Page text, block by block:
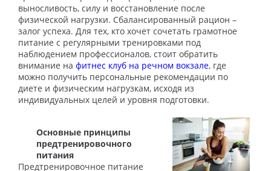
выносливость, силу и восстановление после
физической нагрузки. Сбалансированный рацион –
залог успеха. Для тех, кто хочет сочетать грамотное
питание с регулярными тренировками под
наблюдением профессионалов, стоит обратить
внимание на фитнес клуб на речном вокзале, где
можно получить персональные рекомендации по
диете и физическим нагрузкам, исходя из
индивидуальных целей и уровня подготовки.
Основные принципы
предтренировочного
питания
Предтренировочное питание